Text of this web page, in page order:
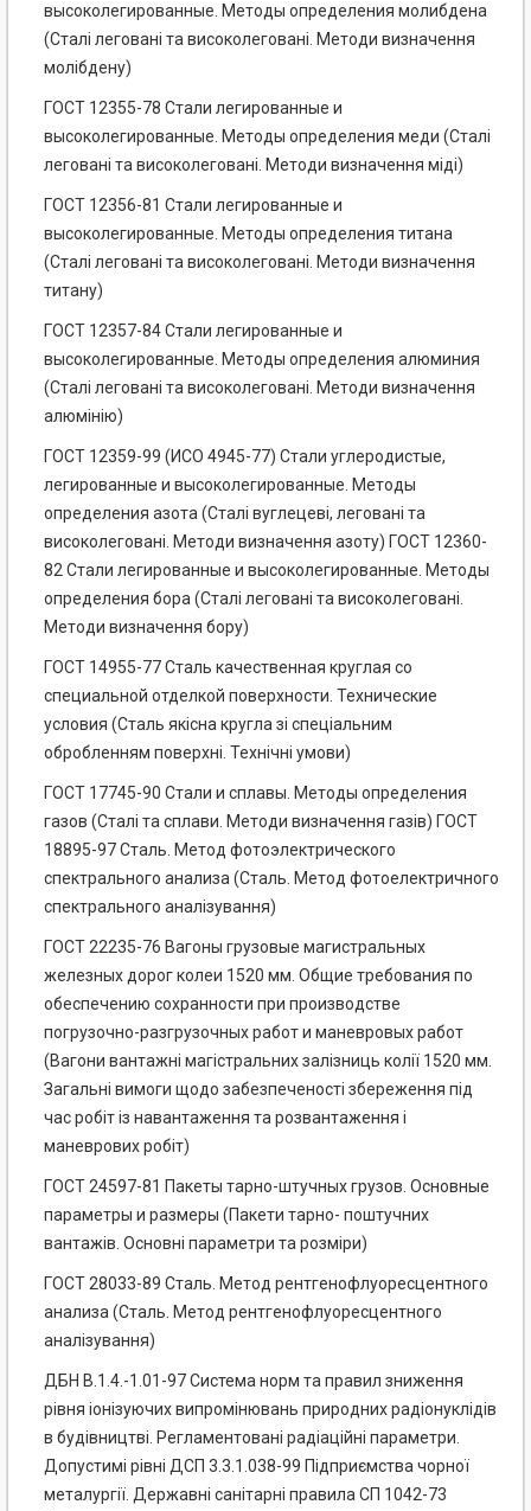
высоколегированные. Методы определения молибдена
(Сталі леговані та високолеговані. Методи визначення
молібдену)
ГОСТ 12355-78 Стали легированные и
высоколегированные. Методы определения меди (Сталі
леговані та високолеговані. Методи визначення міді)
ГОСТ 12356-81 Стали легированные и
высоколегированные. Методы определения титана
(Сталі леговані та високолеговані. Методи визначення
титану)
ГОСТ 12357-84 Стали легированные и
высоколегированные. Методы определения алюминия
(Сталі леговані та високолеговані. Методи визначення
алюмінію)
ГОСТ 12359-99 (ИСО 4945-77) Стали углеродистые,
легированные и высоколегированные. Методы
определения азота (Сталі вуглецеві, леговані та
високолеговані. Методи визначення азоту) ГОСТ 12360-
82 Стали легированные и высоколегированные. Методы
определения бора (Сталі леговані та високолеговані.
Методи визначення бору)
ГОСТ 14955-77 Сталь качественная круглая со
специальной отделкой поверхности. Технические
условия (Сталь якісна кругла зі спеціальним
обробленням поверхні. Технічні умови)
ГОСТ 17745-90 Стали и сплавы. Методы определения
газов (Сталі та сплави. Методи визначення газів) ГОСТ
18895-97 Сталь. Метод фотоэлектрического
спектрального анализа (Сталь. Метод фотоелектричного
спектрального аналізування)
ГОСТ 22235-76 Вагоны грузовые магистральных
железных дорог колеи 1520 мм. Общие требования по
обеспечению сохранности при производстве
погрузочно-разгрузочных работ и маневровых работ
(Вагони вантажні магістральних залізниць колії 1520 мм.
Загальні вимоги щодо забезпеченості збереження під
час робіт із навантаження та розвантаження і
маневрових робіт)
ГОСТ 24597-81 Пакеты тарно-штучных грузов. Основные
параметры и размеры (Пакети тарно- поштучних
вантажів. Основні параметри та розміри)
ГОСТ 28033-89 Сталь. Метод рентгенофлуоресцентного
анализа (Сталь. Метод рентгенофлуоресцентного
аналізування)
ДБН В.1.4.-1.01-97 Система норм та правил зниження
рівня іонізуючих випромінювань природних радіонуклідів
в будівництві. Регламентовані радіаційні параметри.
Допустимі рівні ДСП 3.3.1.038-99 Підприємства чорної
металургії. Державні санітарні правила СП 1042-73